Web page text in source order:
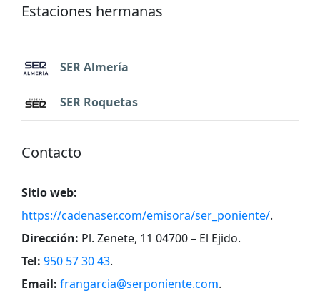
Estaciones hermanas
SER Almería
SER Roquetas
Contacto
Sitio web:
https://cadenaser.com/emisora/ser_poniente/.
Dirección: Pl. Zenete, 11 04700 – El Ejido.
Tel: 950 57 30 43.
Email: frangarcia@serponiente.com.